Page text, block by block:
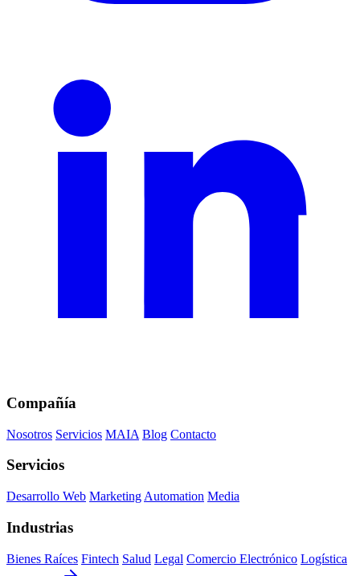
Compañía
Nosotros Servicios MAIA Blog Contacto
Servicios
Desarrollo Web Marketing Automation Media
Industrias
Bienes Raíces Fintech Salud Legal Comercio Electrónico Logística